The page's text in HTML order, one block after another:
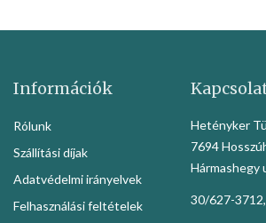
Információk
Rólunk
Szállítási díjak
Adatvédelmi irányelvek
Felhasználási feltételek
Hetényker
7694
Hármashegy
30/627-